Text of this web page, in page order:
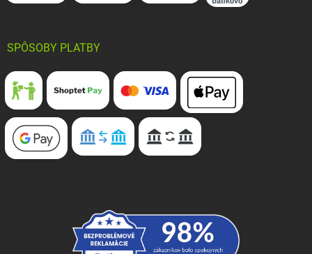
SPÔSOBY PLATBY